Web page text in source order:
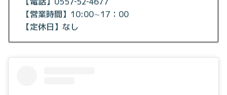
【営業時間】10:00∼17：00
【定休日】なし